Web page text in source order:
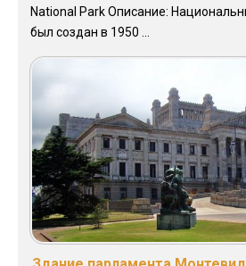
National Park Описание:
был создан в 1950 ...